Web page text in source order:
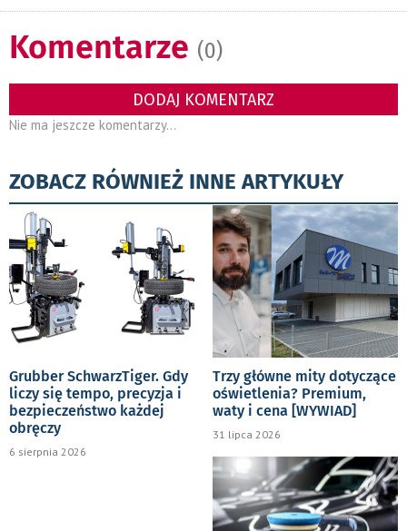
Komentarze (0)
DODAJ KOMENTARZ
Nie ma jeszcze komentarzy...
ZOBACZ RÓWNIEŻ INNE ARTYKUŁY
Grubber SchwarzTiger. Gdy
liczy się tempo, precyzja i
bezpieczeństwo każdej
obręczy
6 sierpnia 2026
Trzy główne mity dotyczące
oświetlenia? Premium,
waty i cena [WYWIAD]
31 lipca 2026